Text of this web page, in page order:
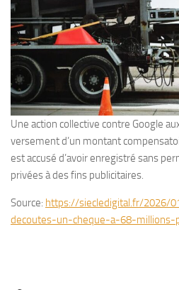
Une action collective contre Google
versement d’un montant
est accusé d’avoir enregistré sans
privées à des fins publicitaires.
Source: https://siecledigital.fr/2026/
decoutes-un-cheque-a-68-